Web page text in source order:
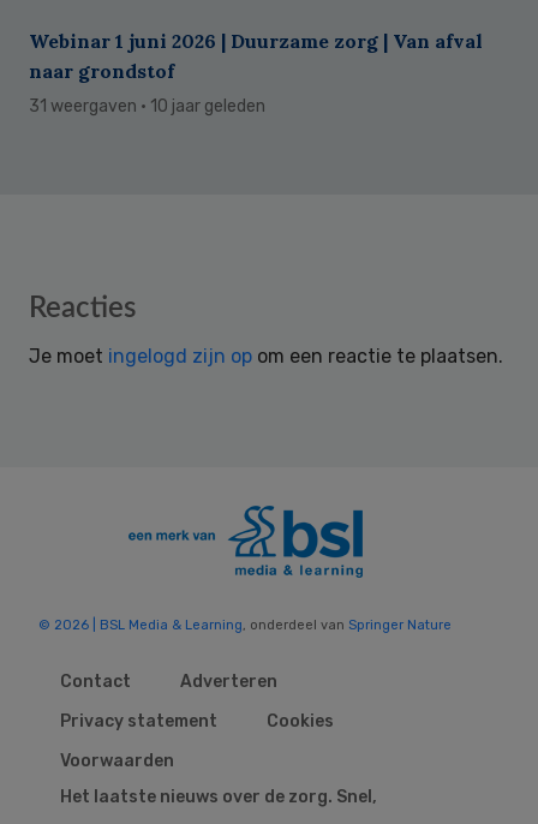
Webinar 1 juni 2026 | Duurzame zorg | Van afval
naar grondstof
31 weergaven · 10 jaar geleden
Reader
Reacties
Je moet ingelogd zijn op om een reactie te plaatsen.
© 2026 | BSL Media & Learning, onderdeel van Springer Nature
Contact
Adverteren
Privacy statement
Cookies
Voorwaarden
Het laatste nieuws over de zorg. Snel,